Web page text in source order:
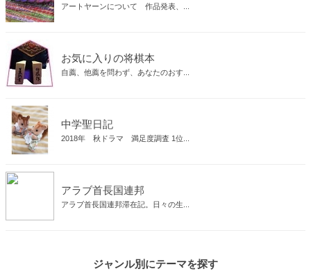
アートヤーンについて 作品発表、...
お気に入りの将棋本
自薦、他薦を問わず、あなたのおす...
中学聖日記
2018年 秋ドラマ 満足度調査 1位...
アラブ首長国連邦
アラブ首長国連邦滞在記。日々の生...
ジャンル別にテーマを探す